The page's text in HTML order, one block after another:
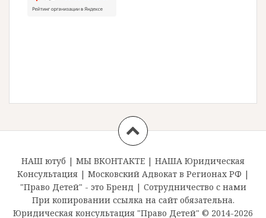
НАШ ютуб | МЫ ВКОНТАКТЕ | НАША Юридическая
Консультация| Московский Адвокат в Регионах РФ |
"Право Детей" - это Бренд | Сотрудничество с нами
При копировании ссылка на сайт обязательна.
Юридическая консультация "Право Детей" © 2014-2026